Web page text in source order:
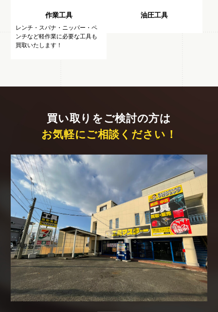
作業工具
レンチ・スパナ・ニッパー・ペ
ンチなど軽作業に必要な工具も
買取いたします！
油圧工具
買い取りをご検討の方は
お気軽にご相談ください！